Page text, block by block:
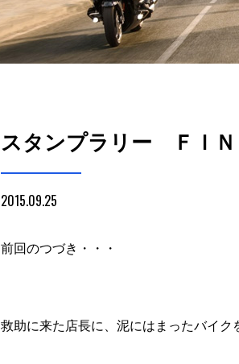
スタンプラリー ＦＩＮ
2015.09.25
前回のつづき・・・
救助に来た店長に、泥にはまったバイク